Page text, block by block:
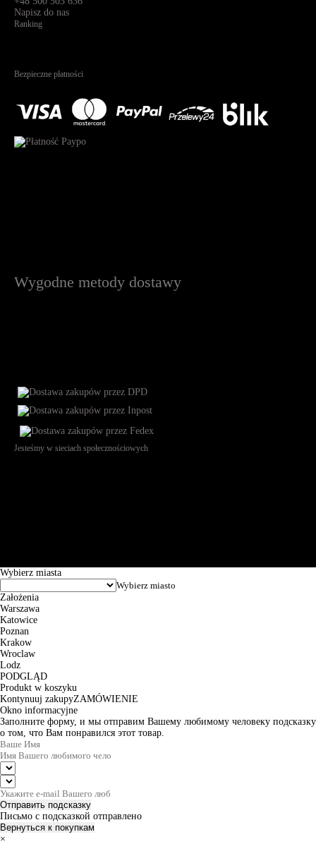
Napisz do nas
Ranking
Bezpieczne płatności
Wygodne metody dostawy
Jesteśmy w sieciach społecznościowych
Wybierz miasta
Założenia
Warszawa
Katowice
Poznan
Krakow
Wroclaw
Lodz
PODGLĄD
Produkt w koszyku
Kontynuuj zakupyZAMÓWIENIE
Okno informacyjne
Заполните форму, и мы отправим Вашему любимому человеку подсказку
о том, что Вам понравился этот товар.
Отправить подсказку
Письмо с подсказкой отправлено
Вернуться к покупкам
×